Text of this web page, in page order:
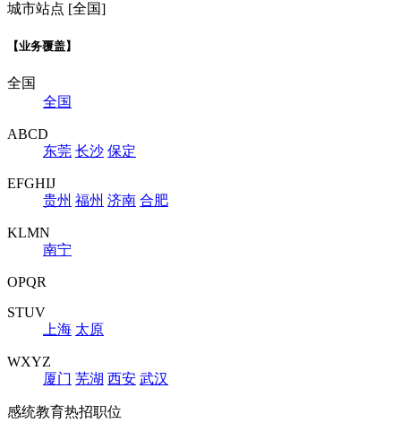
城市站点 [全国]
【业务覆盖】
全国
全国
ABCD
东莞 长沙 保定
EFGHIJ
贵州 福州 济南 合肥
KLMN
南宁
OPQR
STUV
上海 太原
WXYZ
厦门 芜湖 西安 武汉
感统教育热招职位